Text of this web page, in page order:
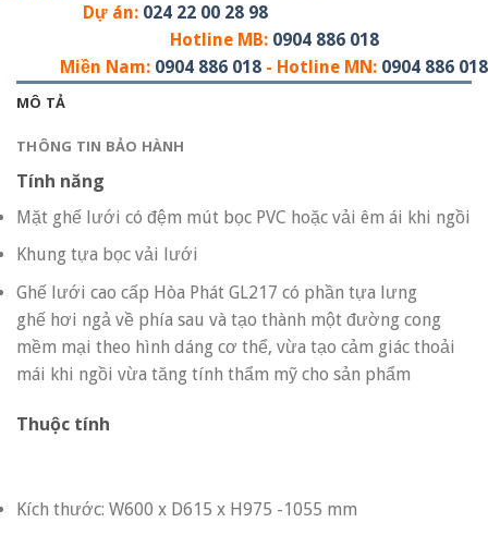
Dự án: 024 22 00 28 98
Hotline MB: 0904 886 018
Miền Nam: 0904 886 018 - Hotline MN: 0904 886 018
MÔ TẢ
THÔNG TIN BẢO HÀNH
Tính năng
Mặt ghế lưới có đệm mút bọc PVC hoặc vải êm ái khi ngồi
Khung tựa bọc vải lưới
Ghế lưới cao cấp Hòa Phát GL217 có phần tựa lưng
ghế hơi ngả về phía sau và tạo thành một đường cong
mềm mại theo hình dáng cơ thể, vừa tạo cảm giác thoải
mái khi ngồi vừa tăng tính thẩm mỹ cho sản phẩm
Thuộc tính
Kích thước: W600 x D615 x H975 -1055 mm